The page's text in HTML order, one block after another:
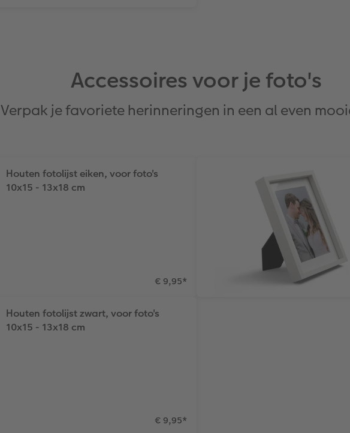
Accessoires voor je foto's
Verpak je favoriete herinneringen in een al even
Houten fotolijst eiken, voor foto's
10x15 - 13x18 cm
€ 9,95*
Houten fotolijst zwart, voor foto's
10x15 - 13x18 cm
€ 9,95*